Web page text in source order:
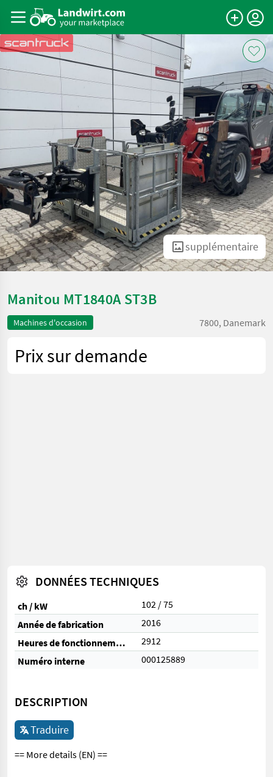
supplémentaire
Manitou MT1840A ST3B
Machines d'occasion 7800, Danemark
Prix sur demande
DONNÉES TECHNIQUES
ch / kW
102 / 75
Année de fabrication
2016
Heures de fonctionnement
2912
Numéro interne
000125889
DESCRIPTION
Traduire
== More details (EN) ==